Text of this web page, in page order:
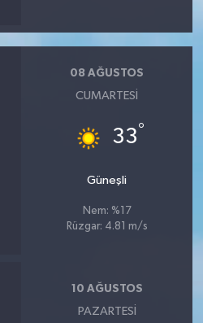
08 AĞUSTOS
CUMARTESI
33°
Güneşli
Nem: %17
Rüzgar: 4.81 m/s
10 AĞUSTOS
PAZARTESI